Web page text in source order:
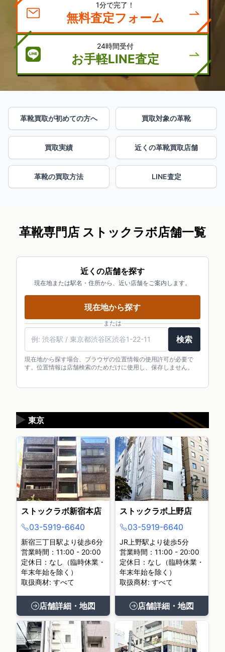
1分で完了！
無料査定フォーム
24時間受付
お手軽LINE査定
革靴買取が初めての方へ 買取対象の革靴
買取実績 近くの革靴買取店舗
革靴の買取方法 LINE査定
革靴専門店 ストックラボ店舗一覧
近くの店舗を探す
現在地または駅名・住所から、近い店舗をご案内します。
現在地から探す
または
検索
現在地から探す場合、ブラウザの位置情報の使用許可が必要で
す。位置情報は店舗検索のためだけに使用し、保存しません。
東京
▶
ストックラボ新宿本店
03-5919-6640
新宿三丁目駅より徒歩6分
営業時間：11:00 - 20:00
定休日：なし（臨時休業・
年末年始を除く）
取扱商材: すべて
店舗詳細・地図
ストックラボ上野店
03-5919-6640
JR上野駅より徒歩5分
営業時間：11:00 - 20:00
定休日：なし（臨時休業・
年末年始を除く）
取扱商材: すべて
店舗詳細・地図